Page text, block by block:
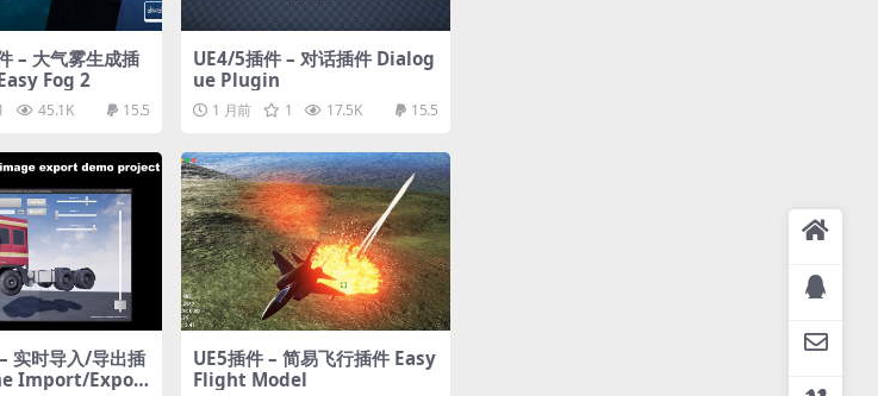
– 大气雾生成插
Fog 2
45.1K 15.5
UE4/5插件 – 对话插件 Dialog
ue Plugin
1 月前 1 17.5K 15.5
实时导入/导出插
Import/Export
UE5插件 – 简易飞行插件 Easy
Flight Model